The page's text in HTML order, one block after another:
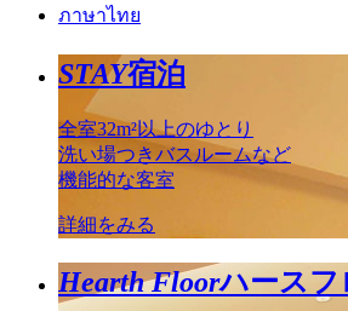
ภาษาไทย
STAY宿泊
全室32m²以上のゆとり
洗い場つきバスルームなど
機能的な客室
詳細をみる
Hearth Floorハースフ